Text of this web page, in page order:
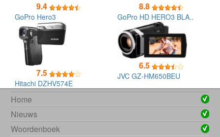
9.4
GoPro Hero3
8.8
GoPro HD HERO3 BLA..
7.5
Hitachi DZHV574E
6.5
JVC GZ-HM650BEU
Home
Nieuws
Woordenboek